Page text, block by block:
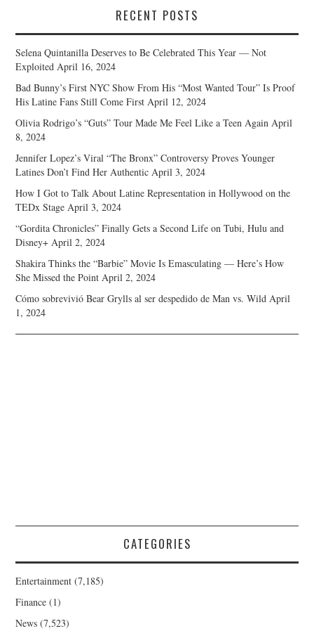
RECENT POSTS
Selena Quintanilla Deserves to Be Celebrated This Year — Not
Exploited April 16, 2024
Bad Bunny’s First NYC Show From His “Most Wanted Tour” Is Proof
His Latine Fans Still Come First April 12, 2024
Olivia Rodrigo’s “Guts” Tour Made Me Feel Like a Teen Again April
8, 2024
Jennifer Lopez’s Viral “The Bronx” Controversy Proves Younger
Latines Don’t Find Her Authentic April 3, 2024
How I Got to Talk About Latine Representation in Hollywood on the
TEDx Stage April 3, 2024
“Gordita Chronicles” Finally Gets a Second Life on Tubi, Hulu and
Disney+ April 2, 2024
Shakira Thinks the “Barbie” Movie Is Emasculating — Here’s How
She Missed the Point April 2, 2024
Cómo sobrevivió Bear Grylls al ser despedido de Man vs. Wild April
1, 2024
CATEGORIES
Entertainment (7,185)
Finance (1)
News (7,523)